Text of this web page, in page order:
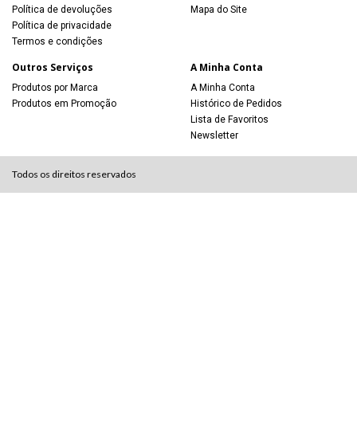
Política de devoluções
Política de privacidade
Termos e condições
Mapa do Site
Outros Serviços
Produtos por Marca
Produtos em Promoção
A Minha Conta
A Minha Conta
Histórico de Pedidos
Lista de Favoritos
Newsletter
Todos os direitos reservados